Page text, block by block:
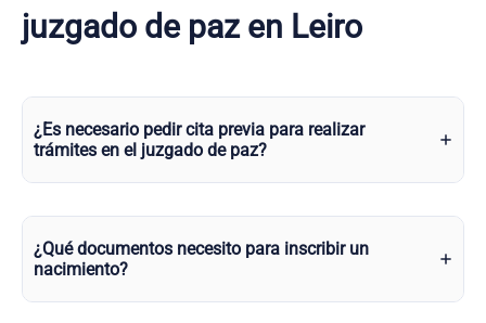
juzgado de paz en Leiro
¿Es necesario pedir cita previa para realizar
trámites en el juzgado de paz?
¿Qué documentos necesito para inscribir un
nacimiento?